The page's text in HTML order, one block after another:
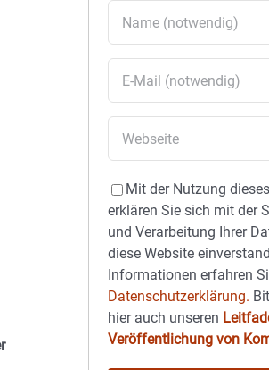
Mit der Nutzung
erklären Sie sich mit der
und Verarbeitung Ihrer
diese Website
Informationen erfahren
Datenschutzerklärung.
hier auch unseren
Veröffentlichung von